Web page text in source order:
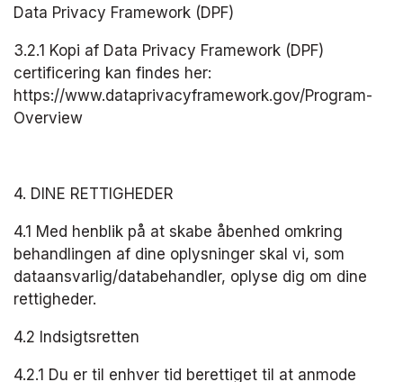
Data Privacy Framework (DPF)
3.2.1 Kopi af Data Privacy Framework (DPF)
certificering kan findes her:
https://www.dataprivacyframework.gov/Program-
Overview
4. DINE RETTIGHEDER
4.1 Med henblik på at skabe åbenhed omkring
behandlingen af dine oplysninger skal vi, som
dataansvarlig/databehandler, oplyse dig om dine
rettigheder.
4.2 Indsigtsretten
4.2.1 Du er til enhver tid berettiget til at anmode